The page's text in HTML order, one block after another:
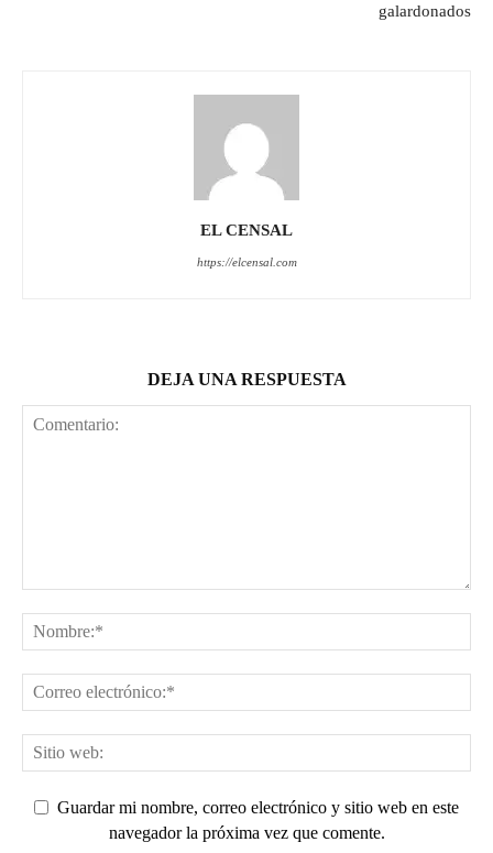
galardonados
EL CENSAL
https://elcensal.com
DEJA UNA RESPUESTA
Guardar mi nombre, correo electrónico y sitio web en este
navegador la próxima vez que comente.